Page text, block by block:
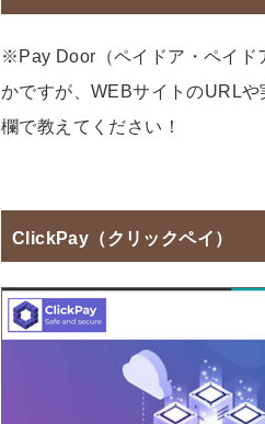
※Pay Door（ペイドア・ペイド
かですが、WEBサイトのURL
欄で教えてください！
ClickPay（クリックペイ）